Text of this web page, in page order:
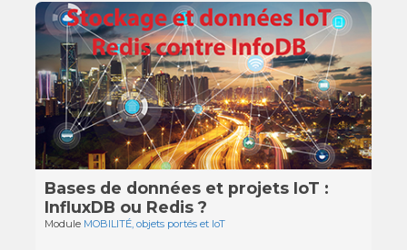
Bases de données et projets IoT :
InfluxDB ou Redis ?
Module MOBILITÉ, objets portés et IoT